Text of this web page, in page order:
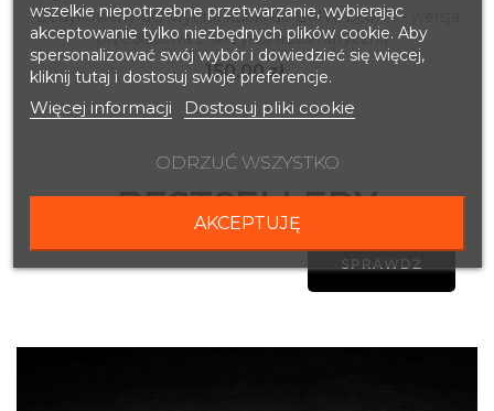
Dedykowany uchwyt na kubki do BMW E60/61 - wersja
przedliftowa z skrzynią automatyczną...
Cena
150,00 zł
BESTSELLERY
SPRAWDŹ
wszelkie niepotrzebne przetwarzanie, wybierając
akceptowanie tylko niezbędnych plików cookie. Aby
spersonalizować swój wybór i dowiedzieć się więcej,
kliknij tutaj i dostosuj swoje preferencje.
Więcej informacji Dostosuj pliki cookie
ODRZUĆ WSZYSTKO
AKCEPTUJĘ